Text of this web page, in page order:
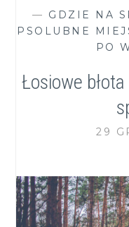
— GDZIE NA
PSOLUBNE
PO
Łosiowe
29